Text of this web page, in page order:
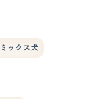
ックス犬